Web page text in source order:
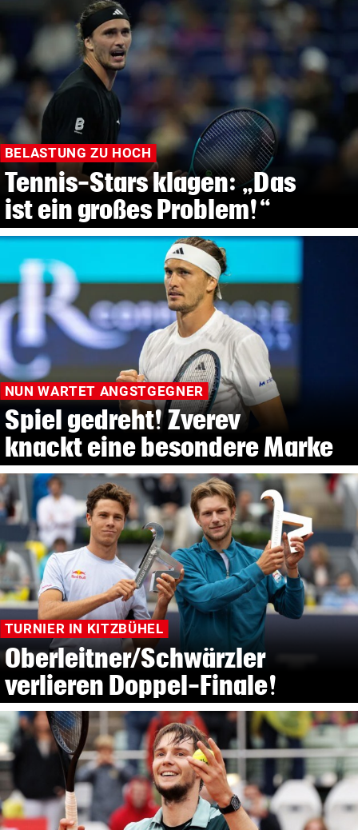
BELASTUNG ZU HOCH
Tennis-Stars klagen: „Das
ist ein großes Problem!“
NUN WARTET ANGSTGEGNER
Spiel gedreht! Zverev
knackt eine besondere Marke
TURNIER IN KITZBÜHEL
Oberleitner/Schwärzler
verlieren Doppel-Finale!